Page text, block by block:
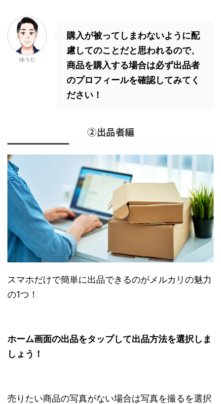
ゆうた
購入が被ってしまわないように配
慮してのことだと思われるので、
商品を購入する場合は必ず出品者
のプロフィールを確認してみてく
ださい！
②出品者編
スマホだけで簡単に出品できるのがメルカリの魅力
の1つ！
ホーム画面の出品をタップして出品方法を選択しま
しょう！
売りたい商品の写真がない場合は写真を撮るを選択